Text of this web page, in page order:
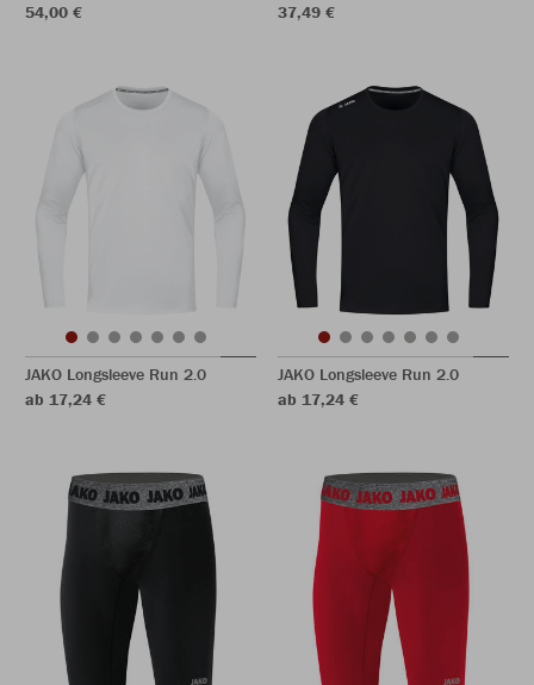
54,00 €
37,49 €
JAKO Longsleeve Run 2.0
ab 17,24 €
JAKO Longsleeve Run 2.0
ab 17,24 €